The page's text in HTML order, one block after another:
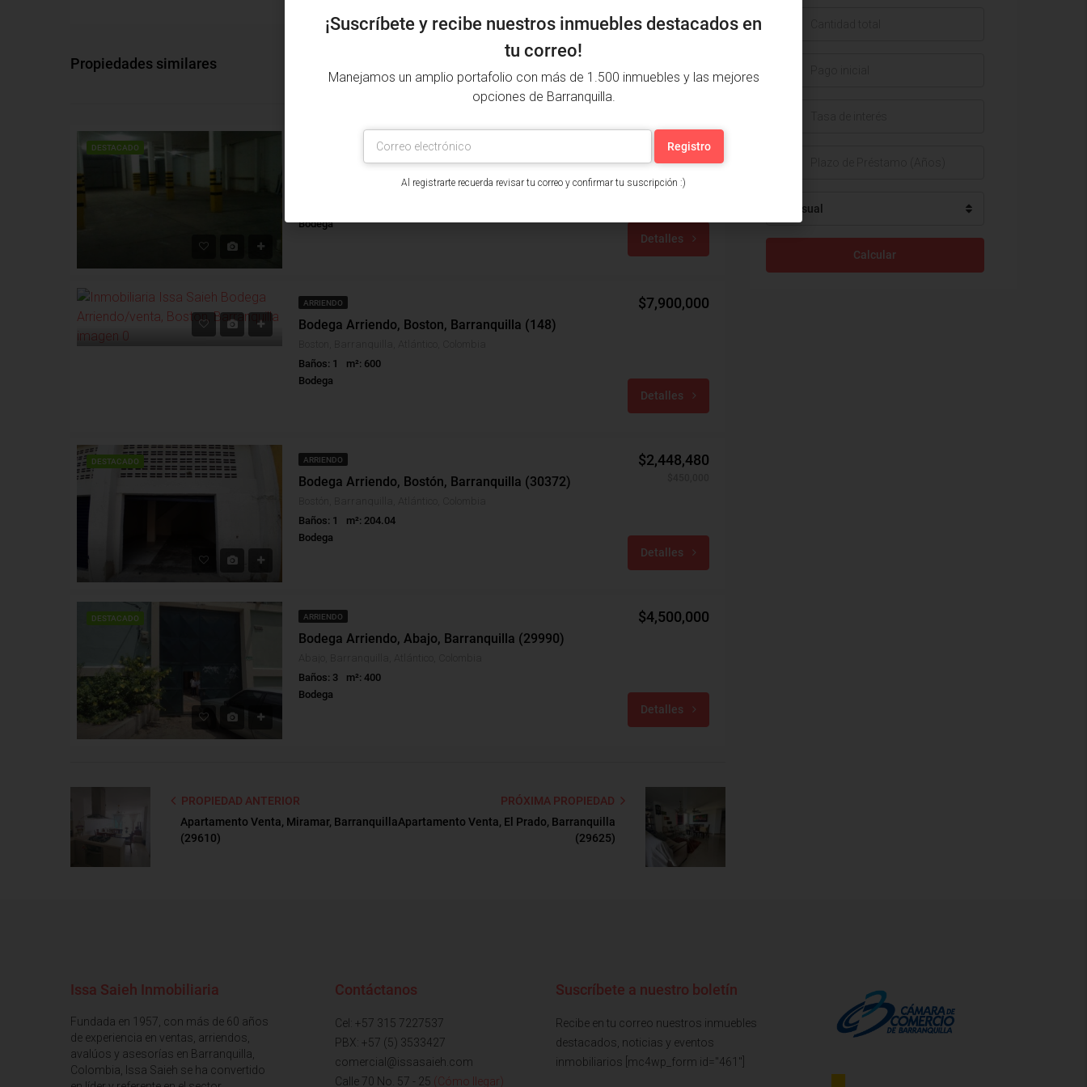
Propiedades similares
DESTACADO
Bodega Venta, El Rosario, Barranquilla (29965)
El Rosario, Barranquilla, Atlántico, Colombia
Bodega
$1,600,000,000
Detalles
ARRIENDO
Bodega Arriendo, Boston, Barranquilla (148)
Baños: 1
m²: 600
Bodega
$7,900,000
Detalles
DESTACADO ARRIENDO
Bodega Arriendo, Bostón, Barranquilla (30372)
Baños: 1
m²: 204.04
Bodega
$2,448,480
Detalles
DESTACADO ARRIENDO
Bodega Arriendo, Abajo, Barranquilla (29990)
Baños: 3
m²: 400
Bodega
$4,500,000
Detalles
PROPIEDAD ANTERIOR
Apartamento Venta, Miramar, Barranquilla
(29610)
PRÓXIMA PROPIEDAD
Apartamento Venta, El Prado, Barranquilla
(29625)
Mensual
Calcular
Issa Saieh Inmobiliaria
Fundada en 1957, con más de 60 años
de experiencia en ventas, arriendos,
avalúos y asesorías en Barranquilla,
Colombia, Issa Saieh se ha convertido
Contáctanos
Cel: +57 315 7227537
PBX: +57 (5) 3533427
comercial@issasaieh.com
Calle 70 No. 57 - 25 (Cómo llegar)
Suscríbete a nuestro boletín
Recibe en tu correo nuestros inmuebles
destacados, noticias y eventos
inmobiliarios [mc4wp_form id="461"]
¡Suscríbete y recibe nuestros inmuebles destacados en
tu correo!
Manejamos un amplio portafolio con más de 1.500 inmuebles y las mejores
opciones de Barranquilla.
Al registrarte recuerda revisar tu correo y confirmar tu suscripción :)